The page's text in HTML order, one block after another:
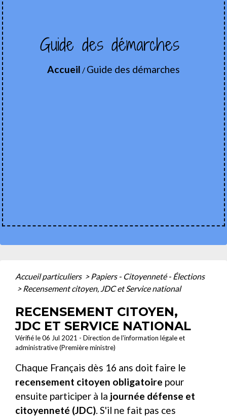
Guide des démarches
Accueil / Guide des démarches
Accueil particuliers > Papiers - Citoyenneté - Élections
> Recensement citoyen, JDC et Service national
RECENSEMENT CITOYEN,
JDC ET SERVICE NATIONAL
Vérifié le 06 Jul 2021 - Direction de l'information légale et
administrative (Première ministre)
Chaque Français dès 16 ans doit faire le
recensement citoyen obligatoire pour
ensuite participer à la journée défense et
citoyenneté (JDC). S'il ne fait pas ces